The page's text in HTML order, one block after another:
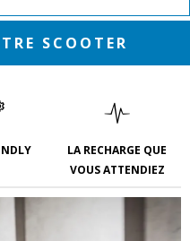
SCOOTER
LA RECHARGE QUE
VOUS ATTENDIEZ